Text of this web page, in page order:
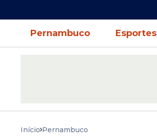
Pernambuco Esportes
Início Pernambuco